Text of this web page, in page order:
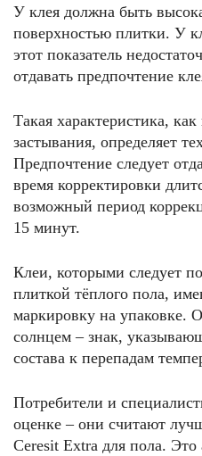
У клея должна быть
поверхностью плитки. У
этот показатель
отдавать предпочтение
Такая характеристика,
застывания, определяет
Предпочтение следует
время корректировки
возможный период
15 минут.
Клеи, которыми следует
плиткой тёплого пола,
маркировку на упаковке.
солнцем – знак,
состава к перепадам
Потребители и
оценке – они считают
Ceresit Extra для пола.